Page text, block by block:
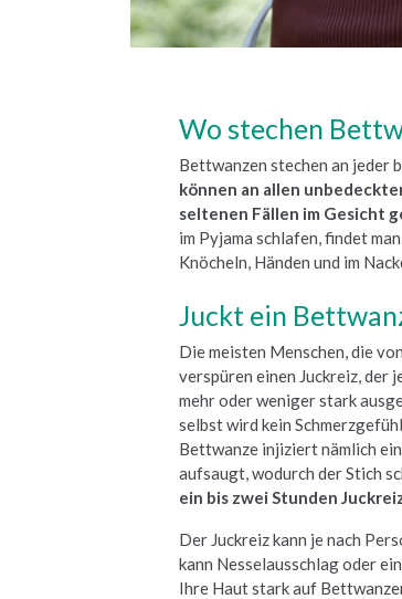
Wo stechen
Bettwanzen stechen an jeder
können an allen
seltenen Fällen im Gesicht
im Pyjama schlafen, findet
Knöcheln, Händen und im
Juckt ein
Die meisten Menschen, die
verspüren einen Juckreiz, der
mehr oder weniger stark
selbst wird kein
Bettwanze injiziert nämlich
aufsaugt, wodurch der Stich
ein bis zwei Stunden
Der Juckreiz kann je nach
kann Nesselausschlag oder
Ihre Haut stark auf